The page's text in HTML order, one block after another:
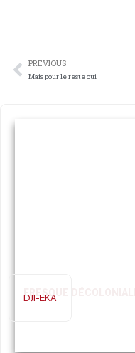
PREVIOUS
Mais pour le reste oui
FRESQUE DÉCOLONIALE
DJI-EKA